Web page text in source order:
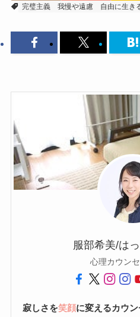
完璧主義
我慢や遠慮 自由に生き
服部希美/は
心理カウン
寂しさを笑顔に変えるカウ